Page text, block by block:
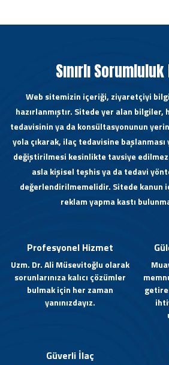
Sınırlı
Web sitemizin içeriği, ziyaretçiyi
hazırlanmıştır. Sitede yer alan
tedavisinin ya da konsültasyonunun
yola çıkarak, ilaç tedavisine
değiştirilmesi kesinlikte tavsiye
asla kişisel teşhis ya da tedavi
değerlendirilmemelidir. Sitede kanun
reklam yapma kastı
Profesyonel Hizmet
Uzm. Dr. Ali Müsevitoğlu olarak
sorunlarınıza kalıcı çözümler
bulmak için her zaman
yanınızdayız.
Güverli İlaç